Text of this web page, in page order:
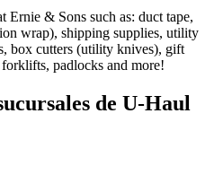
Ernie & Sons such as: duct tape,
wrap), shipping supplies, utility
box cutters (utility knives), gift
padlocks and more!
de U-Haul